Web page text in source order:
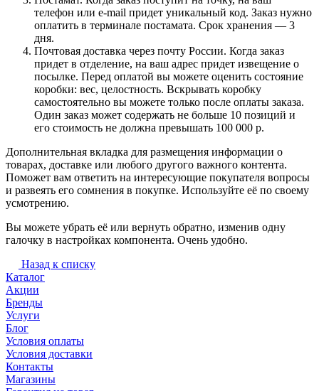
телефон или e-mail придет уникальный код. Заказ нужно
оплатить в терминале постамата. Срок хранения — 3
дня.
Почтовая доставка через почту России. Когда заказ
придет в отделение, на ваш адрес придет извещение о
посылке. Перед оплатой вы можете оценить состояние
коробки: вес, целостность. Вскрывать коробку
самостоятельно вы можете только после оплаты заказа.
Один заказ может содержать не больше 10 позиций и
его стоимость не должна превышать 100 000 р.
Дополнительная вкладка для размещения информации о
товарах, доставке или любого другого важного контента.
Поможет вам ответить на интересующие покупателя вопросы
и развеять его сомнения в покупке. Используйте её по своему
усмотрению.
Вы можете убрать её или вернуть обратно, изменив одну
галочку в настройках компонента. Очень удобно.
Назад к списку
Каталог
Акции
Бренды
Услуги
Блог
Условия оплаты
Условия доставки
Контакты
Магазины